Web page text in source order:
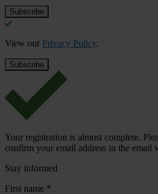
View our Privacy Policy.
Your registration is almost complete.
confirm your email address in the email
Stay informed
First name *